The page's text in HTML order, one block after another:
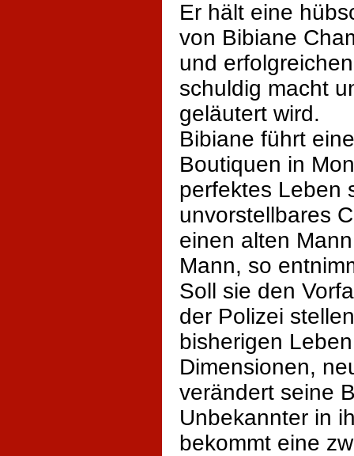
Er hält eine
von Bibiane
und
schuldig macht
geläutert wird.
Bibiane führt
Boutiquen in
perfektes Leben
unvorstellbares
einen alten
Mann, so
Soll sie den
der Polizei
bisherigen
Dimensionen,
verändert seine
Unbekannter in
bekommt eine